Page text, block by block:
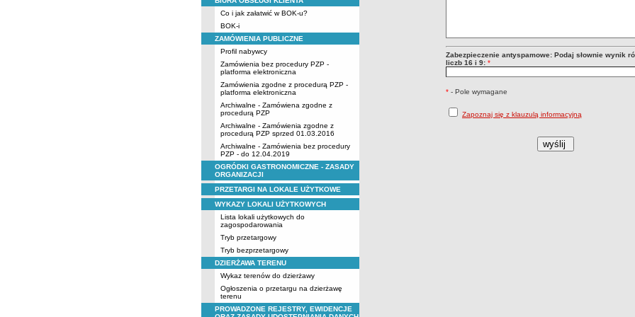
Co i jak załatwić w BOK-u?
BOK-i
ZAMÓWIENIA PUBLICZNE
Profil nabywcy
Zamówienia bez procedury PZP -
platforma elektroniczna
Zamówienia zgodne z procedurą PZP -
platforma elektroniczna
Archiwalne - Zamówiena zgodne z
procedurą PZP
Archiwalne - Zamówienia zgodne z
procedurą PZP sprzed 01.03.2016
Archiwalne - Zamówienia bez procedury
PZP - do 12.04.2019
OGRÓDKI GASTRONOMICZNE - ZASADY
ORGANIZACJI
PRZETARGI NA LOKALE UŻYTKOWE
WYKAZY LOKALI UŻYTKOWYCH
Lista lokali użytkowych do
zagospodarowania
Tryb przetargowy
Tryb bezprzetargowy
DZIERŻAWA TERENU
Wykaz terenów do dzierżawy
Ogłoszenia o przetargu na dzierżawę
terenu
PROWADZONE REJESTRY, EWIDENCJE
Zabezpieczenie antyspamowe: Podaj słownie wynik
liczb 16 i 9: *
* - Pole wymagane
Zapoznaj się z klauzulą informacyjną